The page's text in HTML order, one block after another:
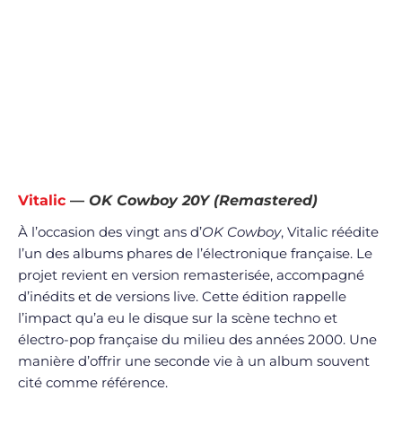
Vitalic — OK Cowboy 20Y (Remastered)
À l’occasion des vingt ans d’OK Cowboy, Vitalic réédite
l’un des albums phares de l’électronique française. Le
projet revient en version remasterisée, accompagné
d’inédits et de versions live. Cette édition rappelle
l’impact qu’a eu le disque sur la scène techno et
électro-pop française du milieu des années 2000. Une
manière d’offrir une seconde vie à un album souvent
cité comme référence.